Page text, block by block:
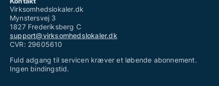
Virksomhedslokaler.dk
Mynstersvej 3
1827 Frederiksberg C
support@virksomhedslokaler.dk
CVR: 29605610
Fuld adgang til servicen kræver et løbende abonnement.
Ingen bindingstid.